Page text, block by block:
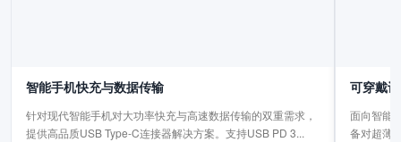
智能手机快充与数据传输
针对现代智能手机对大功率快充与高速数据传输的双重需求，
提供高品质USB Type-C连接器解决方案。支持USB PD 3...
可穿戴
面向智能
备对超薄